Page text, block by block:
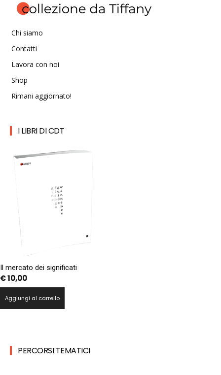
Chi siamo
Contatti
Lavora con noi
Shop
Rimani aggiornato!
I LIBRI DI CDT
Il mercato dei significati
€10,00
Aggiungi al carrello
PERCORSI TEMATICI